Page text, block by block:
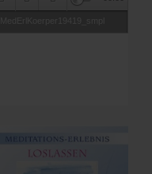
MedErlKoerper19419_smpl